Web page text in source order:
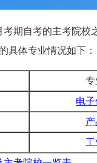
期自考的主考院
具体专业情况如下：
专
电